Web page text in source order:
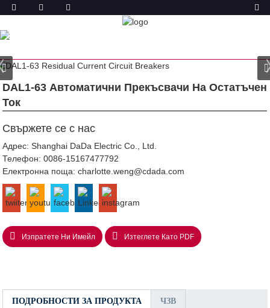
ПРОДУКТ
У ДОМА
DAL1-63 Автоматични Прекъсвачи На Остатъчен
Ток
Свържете се с нас
Адрес: Shanghai DaDa Electric Co., Ltd.
Телефон:0086-15167477792
Електронна поща:charlotte.weng@cdada.com
Изпратете Ни Имейл Изтеглете Като PDF
ПОДРОБНОСТИ ЗА ПРОДУКТА ЧЗВ